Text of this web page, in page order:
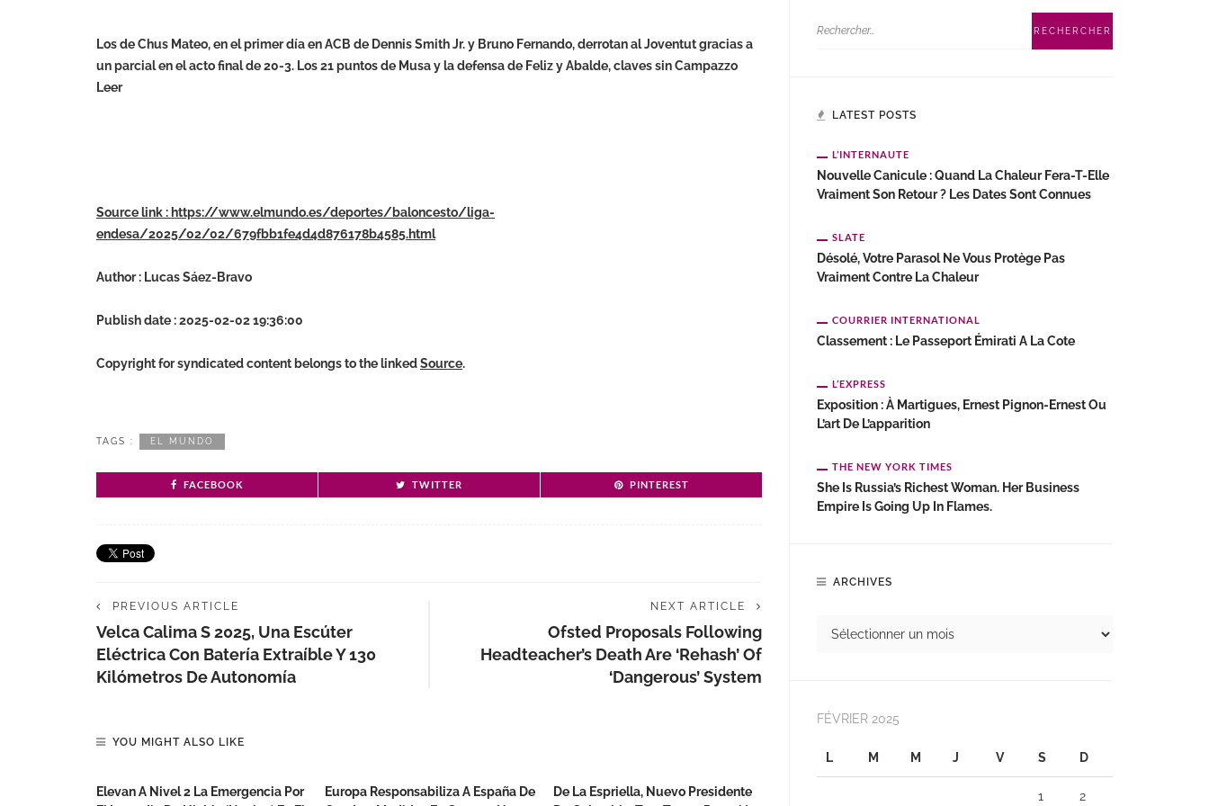
Los de Chus Mateo, en el primer día en ACB de Dennis Smith Jr. y Bruno Fernando, derrotan al Joventut gracias a
un parcial en el acto final de 20-3. Los 21 puntos de Musa y la defensa de Feliz y Abalde, claves sin Campazzo
Leer
Source link : https://www.elmundo.es/deportes/baloncesto/liga-
endesa/2025/02/02/679fbb1fe4d4d876178b4585.html
Author : Lucas Sáez-Bravo
Publish date : 2025-02-02 19:36:00
Copyright for syndicated content belongs to the linkedSource.
TAGS : EL MUNDO
FACEBOOK TWITTER PINTEREST
PREVIOUS ARTICLE
Velca Calima S 2025, Una Escúter
Eléctrica Con Batería Extraíble Y 130
Kilómetros De Autonomía
NEXT ARTICLE
Ofsted Proposals Following
Headteacher’s Death Are ‘rehash’ Of
‘dangerous’ System
YOU MIGHT ALSO LIKE
Elevan A Nivel 2 La Emergencia Por
Europa Responsabiliza A España De
De La Espriella, Nuevo Presidente
LATEST POSTS
L’INTERNAUTE
Nouvelle Canicule : Quand La Chaleur Fera-T-Elle
Vraiment Son Retour ? Les Dates Sont Connues
SLATE
Désolé, Votre Parasol Ne Vous Protège Pas
Vraiment Contre La Chaleur
COURRIER INTERNATIONAL
Classement : Le Passeport Émirati A La Cote
L’EXPRESS
Exposition : À Martigues, Ernest Pignon-Ernest Ou
L’art De L’apparition
THE NEW YORK TIMES
She Is Russia’s Richest Woman. Her Business
Empire Is Going Up In Flames.
ARCHIVES
FÉVRIER 2025
L M M J V S D
1 2